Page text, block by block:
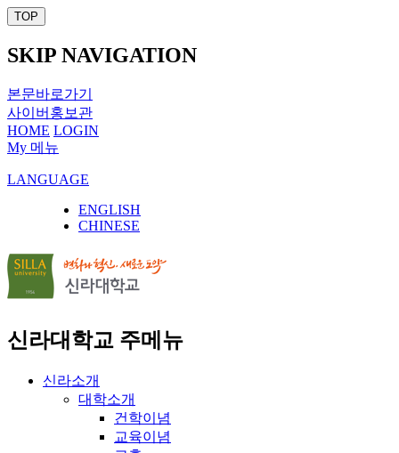
TOP
SKIP NAVIGATION
본문바로가기
사이버홍보관
HOME LOGIN
My 메뉴
LANGUAGE
ENGLISH
CHINESE
신라대학교 주메뉴
신라소개
대학소개
건학이념
교육이념